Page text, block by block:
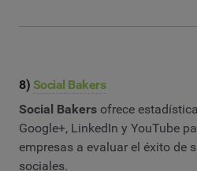
8) Social Bakers
Social Bakers ofrece
Google+, LinkedIn y YouTube
empresas a evaluar el éxito de
sociales.